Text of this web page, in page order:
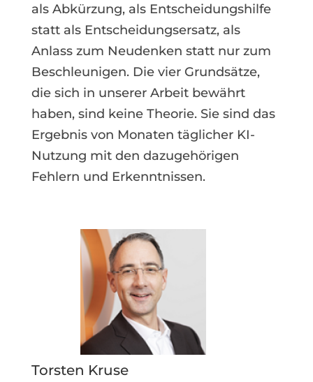
als Abkürzung, als Entscheidungshilfe
statt als Entscheidungsersatz, als
Anlass zum Neudenken statt nur zum
Beschleunigen. Die vier Grundsätze,
die sich in unserer Arbeit bewährt
haben, sind keine Theorie. Sie sind das
Ergebnis von Monaten täglicher KI-
Nutzung mit den dazugehörigen
Fehlern und Erkenntnissen.
Torsten Kruse